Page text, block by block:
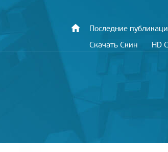
Последние
Скачать Скин
HD